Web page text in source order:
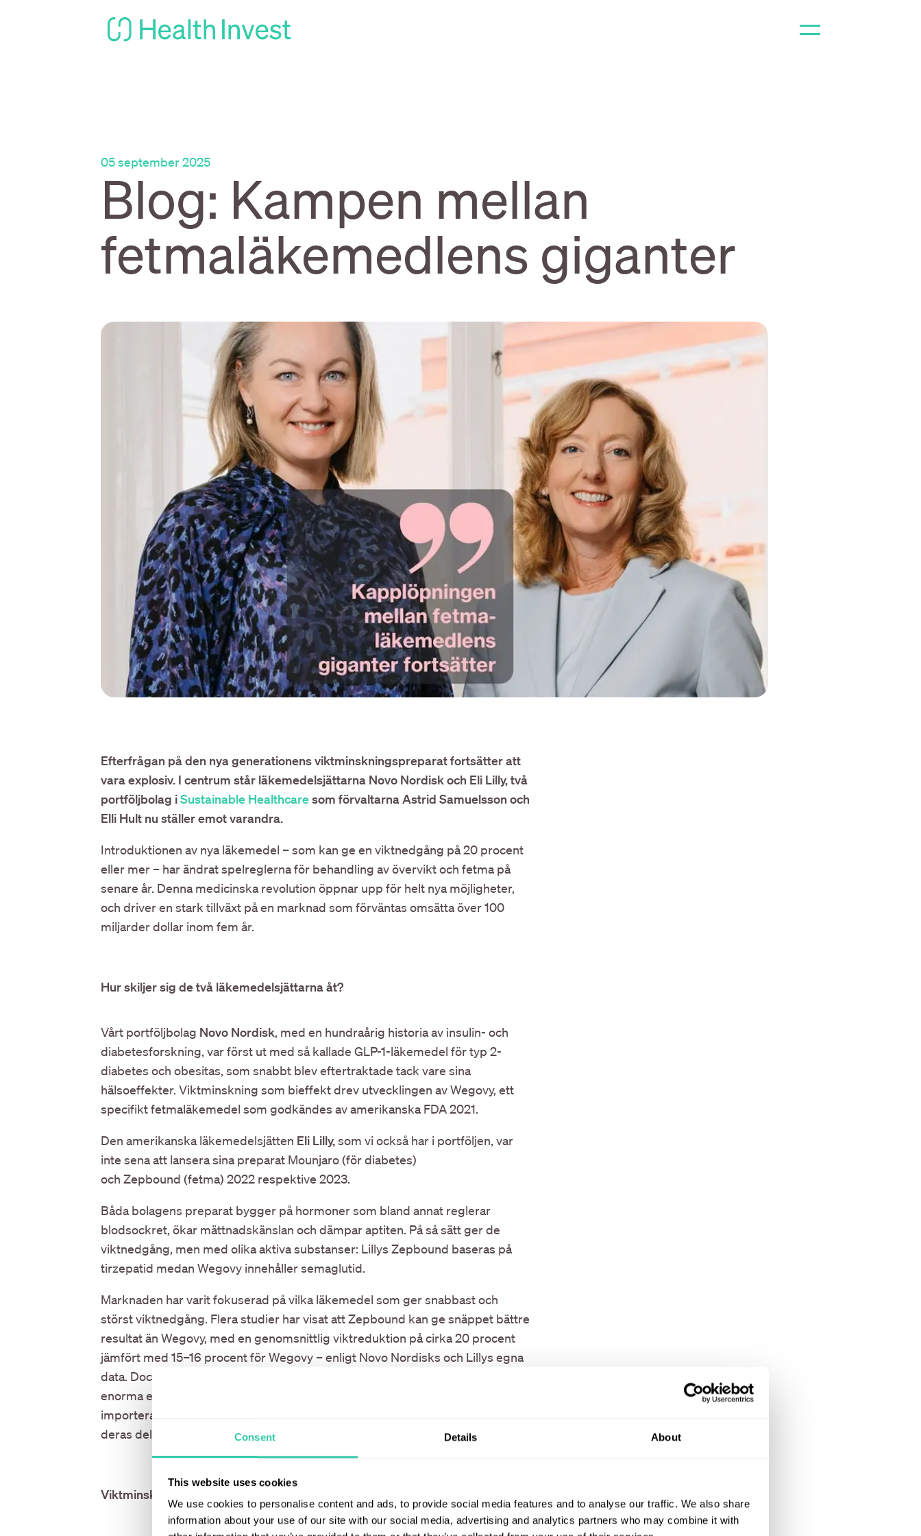
Consent Details About
This website uses cookies
We use cookies to personalise content and ads, to provide social media features and to analyse our traffic. We also share
information about your use of our site with our social media, advertising and analytics partners who may combine it with
05 september 2025
Blog: Kampen mellan
fetmaläkemedlens giganter
Efterfrågan på den nya generationens viktminskningspreparat fortsätter att
vara explosiv. I centrum står läkemedelsjättarna Novo Nordisk och Eli Lilly, två
portföljbolag iSustainable Healthcaresom förvaltarna Astrid Samuelsson och
Elli Hult nu ställer emot varandra.
Introduktionen av nya läkemedel – som kan ge en viktnedgång på 20 procent
eller mer – har ändrat spelreglerna för behandling av övervikt och fetma på
senare år. Denna medicinska revolution öppnar upp för helt nya möjligheter,
och driver en stark tillväxt på en marknad som förväntas omsätta över 100
miljarder dollar inom fem år.
Hur skiljer sig de två läkemedelsjättarna åt?
Vårt portföljbolag Novo Nordisk, med en hundraårig historia av insulin- och
diabetesforskning, var först ut med så kallade GLP-1-läkemedel för typ 2-
diabetes och obesitas, som snabbt blev eftertraktade tack vare sina
hälsoeffekter. Viktminskning som bieffekt drev utvecklingen av Wegovy, ett
specifikt fetmaläkemedel som godkändes av amerikanska FDA 2021.
Den amerikanska läkemedelsjätten Eli Lilly,som vi också har i portföljen, var
inte sena att lansera sina preparat Mounjaro (för diabetes)
och Zepbound (fetma) 2022 respektive 2023.
Båda bolagens preparat bygger på hormoner som bland annat reglerar
blodsockret, ökar mättnadskänslan och dämpar aptiten. På så sätt ger de
viktnedgång, men med olika aktiva substanser: Lillys Zepbound baseras på
tirzepatid medan Wegovy innehåller semaglutid.
Marknaden har varit fokuserad på vilka läkemedel som ger snabbast och
störst viktnedgång. Flera studier har visat att Zepbound kan ge snäppet bättre
resultat än Wegovy, med en genomsnittlig viktreduktion på cirka 20 procent
jämfört med 15–16 procent för Wegovy – enligt Novo Nordisks och Lillys egna
data. Dock har båda bolagen haft vissa leveransutmaningar på grund av den
enorma efterfrågan, särskilt i USA. Utöver det har Novo Nordisk utmanats av
importerade kopior, så kallade ”compounders”, vilket dämpat tillväxten för
deras del.
Viktminskning i ett piller